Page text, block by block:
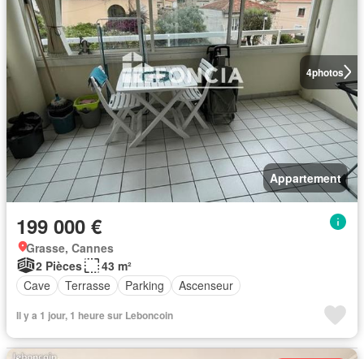
4photos
Appartement
199 000 €
Grasse, Cannes
2 Pièces
43 m²
Cave
Terrasse Parking Ascenseur
Il y a 1 jour, 1 heure sur Leboncoin